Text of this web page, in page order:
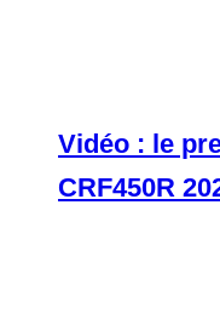
Vidéo : le
CRF450R